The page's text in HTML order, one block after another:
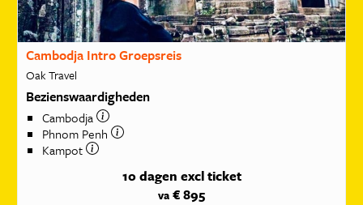
Cambodja Intro Groepsreis
Oak Travel
Bezienswaardigheden
Cambodja
Phnom Penh
Kampot
10 dagen excl ticket
va € 895